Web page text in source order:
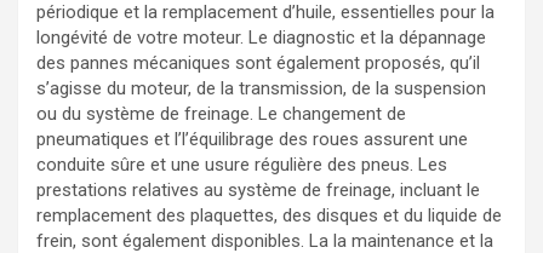
périodique et la remplacement d’huile, essentielles pour la
longévité de votre moteur. Le diagnostic et la dépannage
des pannes mécaniques sont également proposés, qu’il
s’agisse du moteur, de la transmission, de la suspension
ou du système de freinage. Le changement de
pneumatiques et l’l’équilibrage des roues assurent une
conduite sûre et une usure régulière des pneus. Les
prestations relatives au système de freinage, incluant le
remplacement des plaquettes, des disques et du liquide de
frein, sont également disponibles. La la maintenance et la